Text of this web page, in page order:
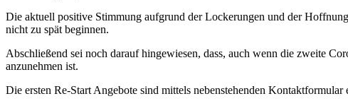
Die aktuell positive Stimmung aufgrund der Lockerungen und der
nicht zu spät beginnen.
Abschließend sei noch darauf hingewiesen, dass, auch wenn die zweite
anzunehmen ist.
Die ersten Re-Start Angebote sind mittels nebenstehenden